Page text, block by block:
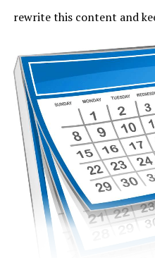
mult moderat și după-
Vineri, valorile termice nu
la malul mării vor fi 33 de
mențin între 19 și 24 de
temporare după-amiaza,
însoțite de fenomene
rewrite this content and